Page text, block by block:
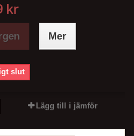
kr
Mer
slut
Lägg till i jämför